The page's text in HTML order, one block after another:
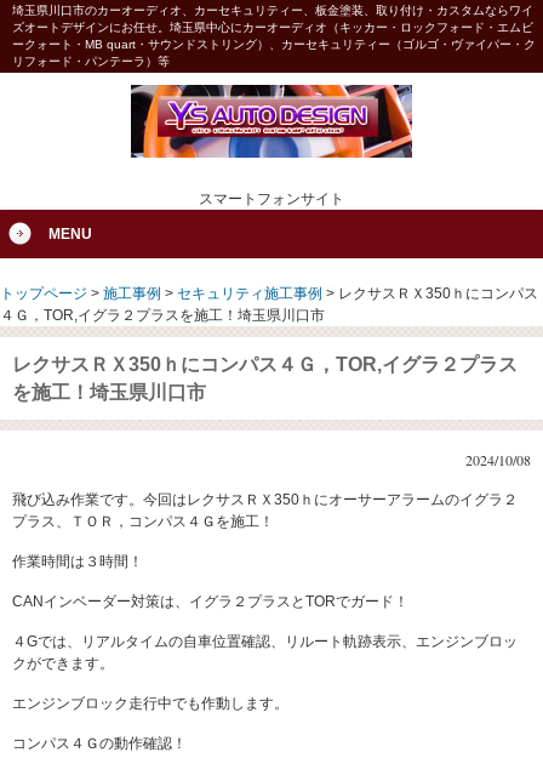
埼玉県川口市のカーオーディオ、カーセキュリティー、板金塗装、取り付け・カスタムならワイ
ズオートデザインにお任せ。埼玉県中心にカーオーディオ（キッカー・ロックフォード・エムビ
ークォート・MB quart・サウンドストリング）、カーセキュリティー（ゴルゴ・ヴァイパー・ク
リフォード・パンテーラ）等
スマートフォンサイト
MENU
トップページ > 施工事例 > セキュリティ施工事例 > レクサスＲＸ350ｈにコンパス
４Ｇ，TOR,イグラ２プラスを施工！埼玉県川口市
レクサスＲＸ350ｈにコンパス４Ｇ，TOR,イグラ２プラス
を施工！埼玉県川口市
2024/10/08
飛び込み作業です。今回はレクサスＲＸ350ｈにオーサーアラームのイグラ２
プラス、ＴＯＲ，コンパス４Ｇを施工！
作業時間は３時間！
CANインベーダー対策は、イグラ２プラスとTORでガード！
４Gでは、リアルタイムの自車位置確認、リルート軌跡表示、エンジンブロッ
クができます。
エンジンブロック走行中でも作動します。
コンパス４Ｇの動作確認！